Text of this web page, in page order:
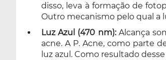
disso, leva à formação de
Outro mecanismo pelo qual a
Luz Azul (470 nm):Alcança
acne. A P. Acne, como parte
luz azul. Como resultado